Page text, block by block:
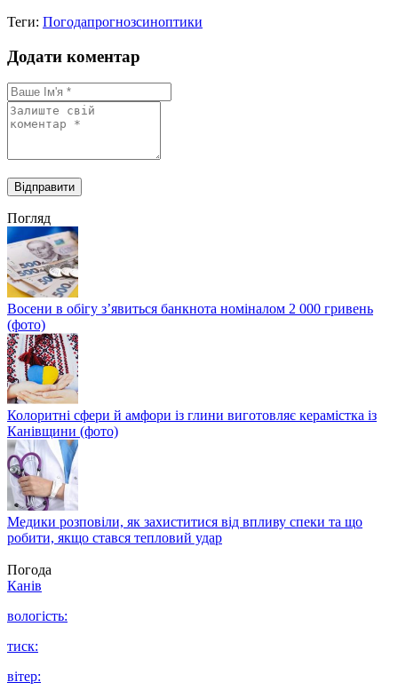
Теги: Погодапрогнозсиноптики
Додати коментар
Погляд
Восени в обігу з’явиться банкнота номіналом 2 000 гривень
(фото)
Колоритні сфери й амфори із глини виготовляє керамістка із
Канівщини (фото)
Медики розповіли, як захиститися від впливу спеки та що
робити, якщо стався тепловий удар
Погода
Канів
вологість:
тиск:
вітер: